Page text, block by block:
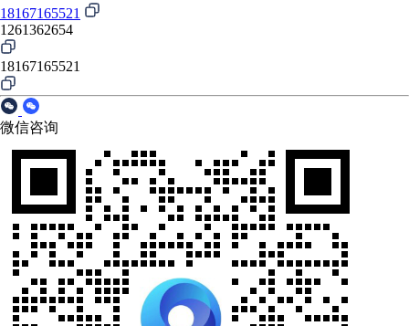
18167165521
1261362654
18167165521
微信咨询